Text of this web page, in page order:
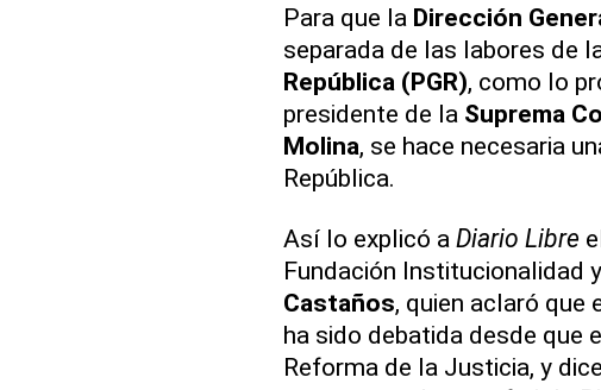
Para que la Dirección
separada de las labores de
República (PGR), como lo
presidente de la Suprema
Molina, se hace necesaria
República.
Así lo explicó a Diario Libre
Fundación Institucionalidad
Castaños, quien aclaró que
ha sido debatida desde que
Reforma de la Justicia, y